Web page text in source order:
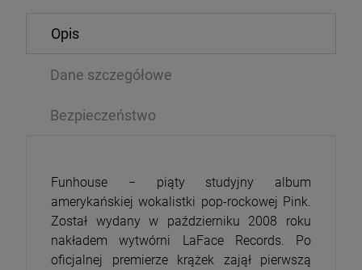
GRZEGORZ/ MATEUSZ PAŁKA/ SZYMON MIKA FEAT.
STEPHENS - HEARTBEATS
Opis
Dane szczegółowe
Bezpieczeństwo
Funhouse − piąty studyjny album
amerykańskiej wokalistki pop-rockowej Pink.
Został wydany w październiku 2008 roku
nakładem wytwórni LaFace Records. Po
oficjalnej premierze krążek zajął pierwszą